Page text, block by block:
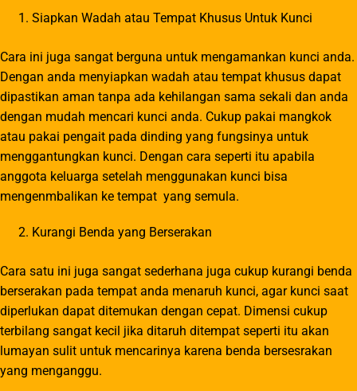
Siapkan Wadah atau Tempat Khusus Untuk Kunci
Cara ini juga sangat berguna untuk mengamankan kunci anda.
Dengan anda menyiapkan wadah atau tempat khusus dapat
dipastikan aman tanpa ada kehilangan sama sekali dan anda
dengan mudah mencari kunci anda. Cukup pakai mangkok
atau pakai pengait pada dinding yang fungsinya untuk
menggantungkan kunci. Dengan cara seperti itu apabila
anggota keluarga setelah menggunakan kunci bisa
mengenmbalikan ke tempat yang semula.
Kurangi Benda yang Berserakan
Cara satu ini juga sangat sederhana juga cukup kurangi benda
berserakan pada tempat anda menaruh kunci, agar kunci saat
diperlukan dapat ditemukan dengan cepat. Dimensi cukup
terbilang sangat kecil jika ditaruh ditempat seperti itu akan
lumayan sulit untuk mencarinya karena benda bersesrakan
yang menganggu.